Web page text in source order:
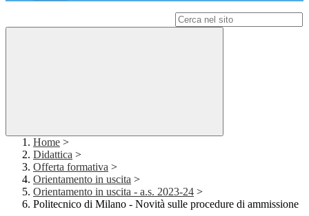
Home >
Didattica >
Offerta formativa >
Orientamento in uscita >
Orientamento in uscita - a.s. 2023-24 >
Politecnico di Milano - Novità sulle procedure di ammissione